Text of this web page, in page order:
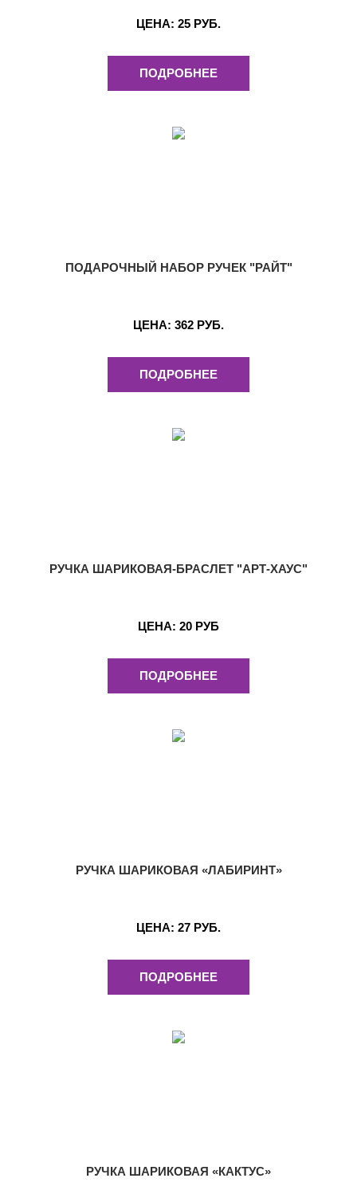
ЦЕНА: 25 РУБ.
ПОДРОБНЕЕ
ПОДАРОЧНЫЙ НАБОР РУЧЕК "РАЙТ"
ЦЕНА: 362 РУБ.
ПОДРОБНЕЕ
РУЧКА ШАРИКОВАЯ-БРАСЛЕТ "АРТ-ХАУС"
ЦЕНА: 20 РУБ
ПОДРОБНЕЕ
РУЧКА ШАРИКОВАЯ «ЛАБИРИНТ»
ЦЕНА: 27 РУБ.
ПОДРОБНЕЕ
РУЧКА ШАРИКОВАЯ «КАКТУС»